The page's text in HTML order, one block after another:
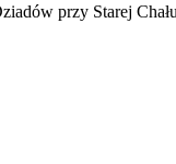
przy Starej